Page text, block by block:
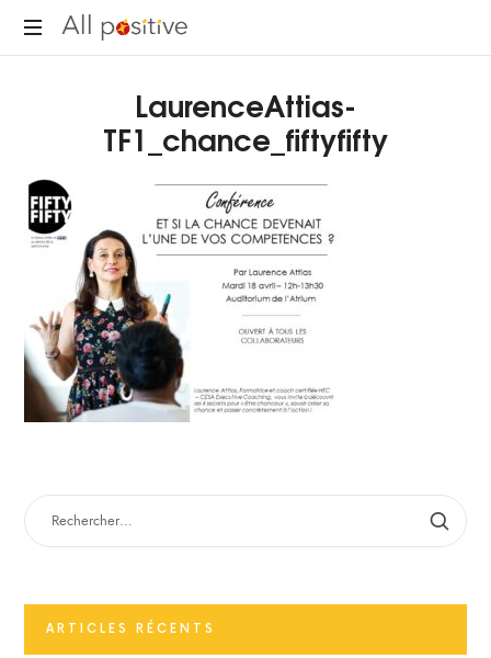
All
réinventer."
LaurenceAttias-
TF1_chance_fiftyfifty
RECHERCHER :
ARTICLES RÉCENTS